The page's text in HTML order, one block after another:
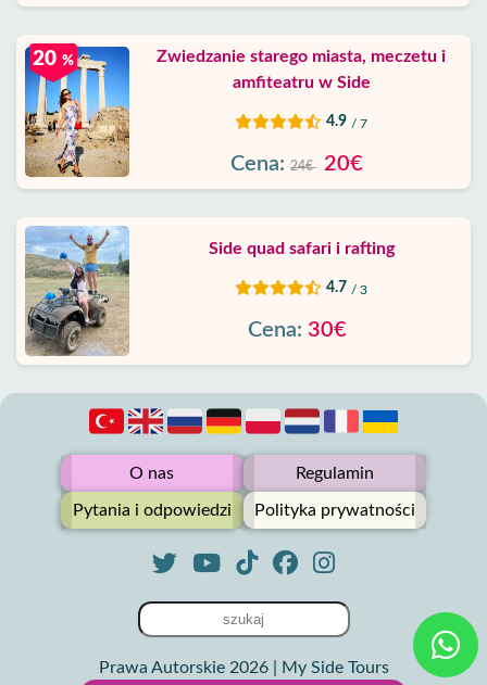
20 %
Zwiedzanie starego miasta, meczetu i
amfiteatru w Side
4.9 / 7
Cena: 24€ 20€
Side quad safari i rafting
4.7 / 3
Cena: 30€
O nas Regulamin
Pytania i odpowiedzi Polityka prywatności
Prawa Autorskie 2026 | My Side Tours